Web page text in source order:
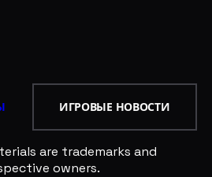
ИГРОВЫЕ НОВОСТИ
are trademarks and
owners.